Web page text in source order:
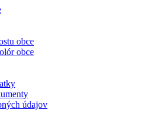
obce
obce
údajov